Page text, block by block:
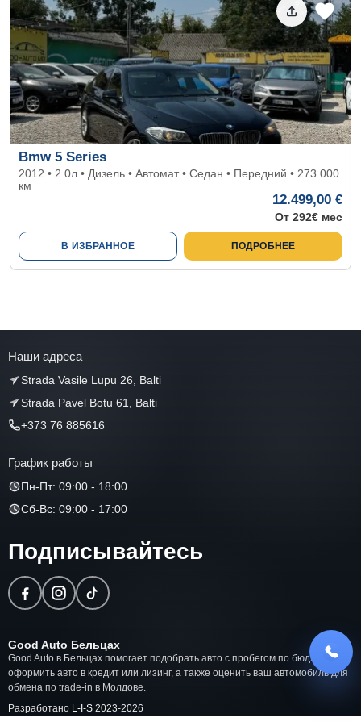
Bmw 5 Series
2012 • 2.0л • Дизель • Автомат • Седан • Передний • 273.000
км
12.499,00 €
От 292€ мес
В ИЗБРАННОЕ ПОДРОБНЕЕ
Наши адреса
Strada Vasile Lupu 26, Balti
Strada Pavel Botu 61, Balti
+373 76 885616
График работы
Пн-Пт: 09:00 - 18:00
Сб-Вс: 09:00 - 17:00
Подписывайтесь
Good Auto Бельцах
Good Auto в Бельцах помогает подобрать авто с пробегом по бюджету,
оформить авто в кредит или лизинг, а также оценить ваш автомобиль для
обмена по trade-in в Молдове.
Разработано L-I-S 2023-2026